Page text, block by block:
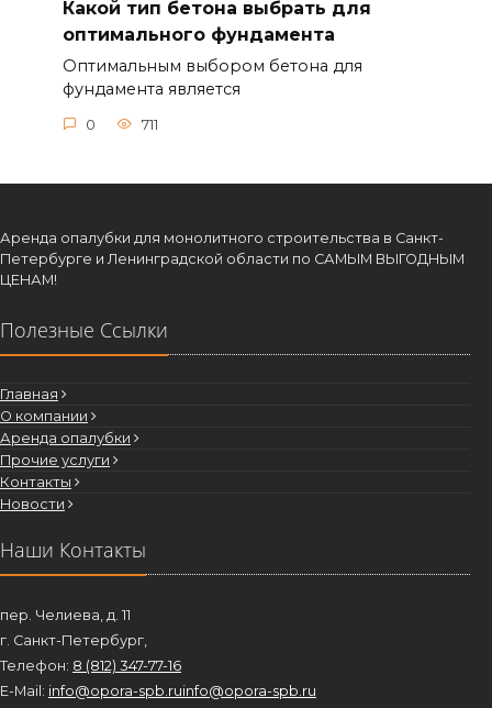
Какой тип бетона выбрать для
ЦЕНАМ!
Полезные Ссылки
О компании
Контакты
Наши Контакты